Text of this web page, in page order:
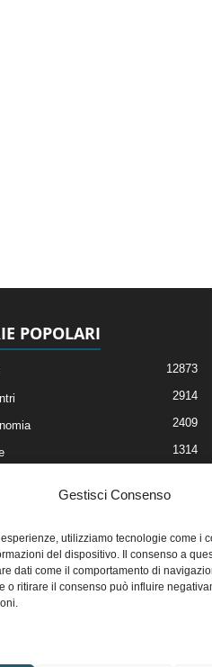
Gestisci Consenso
utilizziamo tecnologie come i
del dispositivo. Il consenso a
dati come il comportamento di
o ritirare il consenso può influire
POPOLARI
12873
2914
2409
1314
On-Line